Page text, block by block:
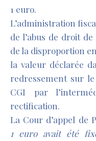
1 euro.
L’administration
de l’abus de droit
de la disproportion
la valeur déclarée
redressement sur
CGI par
rectification.
La Cour d’appel de
1 euro avait été